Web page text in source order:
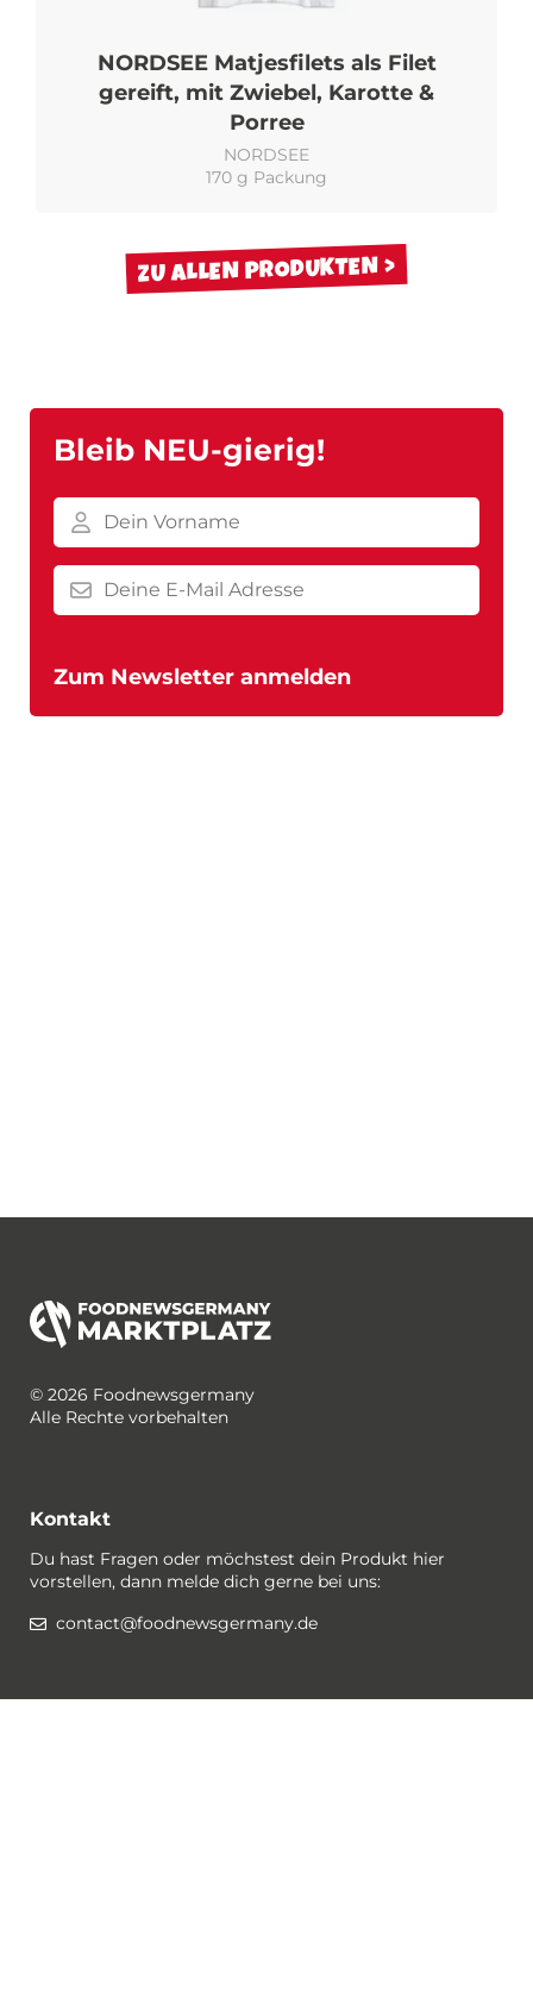
NORDSEE Matjesfilets als Filet
gereift, mit Zwiebel, Karotte &
Porree
NORDSEE
170 g Packung
ZU ALLEN PRODUKTEN
Bleib NEU-gierig!
© 2026 Foodnewsgermany
Alle Rechte vorbehalten
Kontakt
Du hast Fragen oder möchstest dein Produkt hier
vorstellen, dann melde dich gerne bei uns:
contact@foodnewsgermany.de